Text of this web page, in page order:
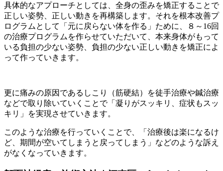
具体的なアプローチとしては、全身の歪みを矯正することで
正しい姿勢、正しい動きを再構築します。それを根本改善プ
ログラムとして「元に戻らない体を作る」ために、８～16回
の治療プログラムを作らせていただいて、本来身体がもって
いる負担の少ない姿勢、負担の少ない正しい動きを矯正によ
って作っていきます。
更に痛みの原因であるしこり（筋硬結）を徒手治療や鍼治療
などで取り除いていくことで「凝りがスッキリ、症状もスッ
キリ」を実現させていきます。
このような治療を行っていくことで、「治療後は楽になるけ
ど、期間が空いてしまうと戻ってしまう」などのような訴え
がなくなっていきます。